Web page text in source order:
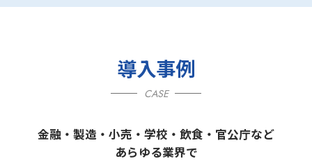
導入事例
CASE
金融・製造・小売・学校・飲食・官公庁など
あらゆる業界で